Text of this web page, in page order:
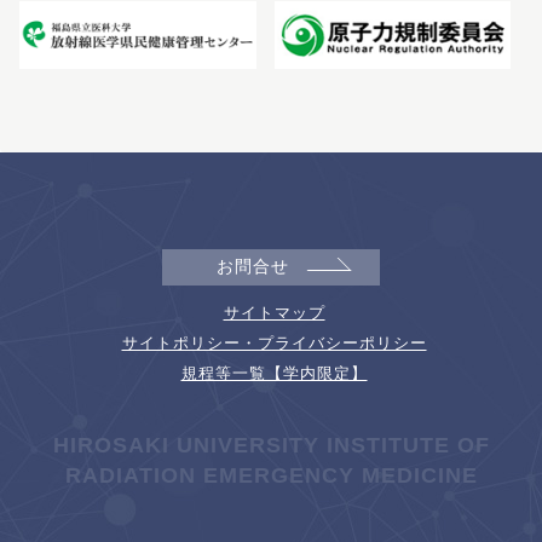
お問合せ
サイトマップ
サイトポリシー・プライバシーポリシー
規程等一覧【学内限定】
HIROSAKI UNIVERSITY INSTITUTE OF
RADIATION EMERGENCY MEDICINE